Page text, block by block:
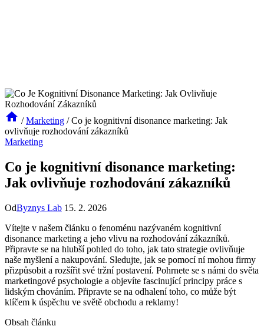
/ Marketing / Co je kognitivní disonance marketing: Jak
ovlivňuje rozhodování zákazníků
Marketing
Co je kognitivní disonance marketing:
Jak ovlivňuje rozhodování zákazníků
OdByznys Lab 15. 2. 2026
Vítejte v našem ‍článku ‌o⁤ fenoménu nazývaném kognitivní
disonance marketing⁤ a jeho ⁤vlivu na rozhodování zákazníků.
Připravte ‍se na hlubší pohled do toho,⁢ jak​ tato strategie ovlivňuje
naše myšlení ‌a nakupování. Sledujte,⁤ jak se pomocí ní mohou firmy
přizpůsobit a rozšířit své ⁤tržní postavení. Pohrnete⁤ se s⁤ námi do⁤ světa‌
marketingové psychologie ‍a objevíte fascinující ‌principy práce s
lidským chováním. Připravte se na​ odhalení toho, co může‌ být
klíčem k úspěchu ve světě obchodu‍ a reklamy!
Obsah článku